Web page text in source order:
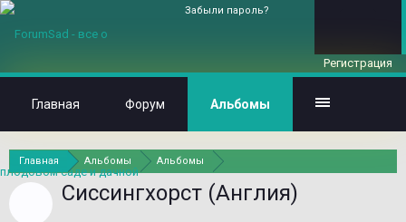
Главная Альбомы Альбомы
Сиссингхорст (Англия)
Забыли пароль?
Регистрация
Главная Форум Альбомы